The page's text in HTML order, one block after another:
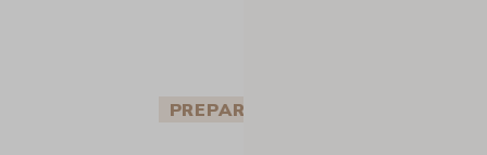
PREPARAZIONE